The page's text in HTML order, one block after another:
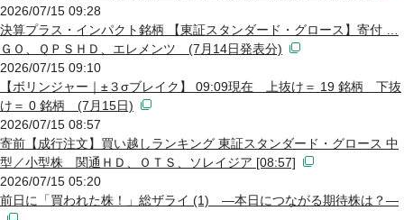
2026/07/15 09:28
決算プラス・インパクト銘柄 【東証スタンダード・グロース】寄付 …
ＧＯ、ＱＰＳＨＤ、エレメンツ (7月14日発表分)
2026/07/15 09:10
【ボリンジャー｜±３σブレイク】 09:09現在 上抜け＝ 19 銘柄 下抜
け＝ 0 銘柄 (7月15日)
2026/07/15 08:57
寄前【成行注文】買い越しランキング 東証スタンダード・グロース 中
型／小型株 関通ＨＤ、ＯＴＳ、ソレイジア [08:57]
2026/07/15 05:20
前日に「買われた株！」総ザライ (1) ―本日につながる期待株は？―